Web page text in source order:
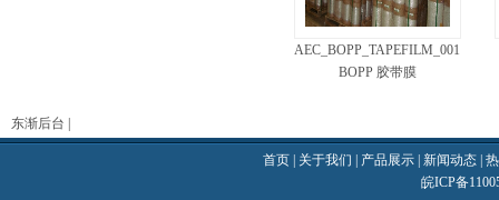
AEC_BOPP_TAPEFILM_001
BOPP 胶带膜
东渐后台
首页 关于我们 产品展示 新闻动态
皖ICP备